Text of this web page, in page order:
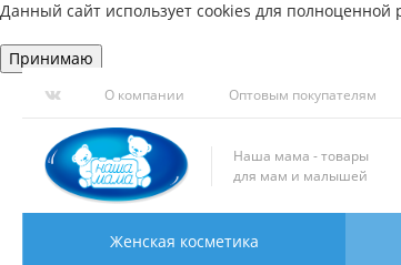
Данный сайт использует cookies для
Принимаю
О компании Оптовым покупателям
Наша мама - товары
для мам и малышей
Женская косметика